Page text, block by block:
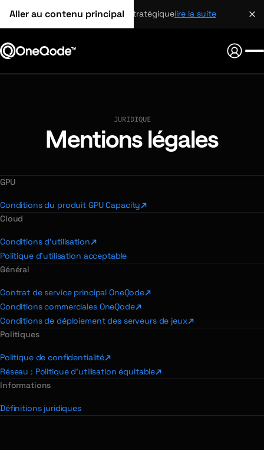
Aller au contenu principalpartenariat stratégiquelire la suite
JURIDIQUE
Mentions légales
GPU
Conditions du produit GPU Capacity
Cloud
Conditions d'utilisation
Politique d'utilisation acceptable
Général
Contrat de service principal OneQode
Conditions commerciales OneQode
Conditions de déploiement des serveurs de jeux
Politiques
Politique de confidentialité
Réseau : Politique d'utilisation équitable
Informations
Définitions juridiques